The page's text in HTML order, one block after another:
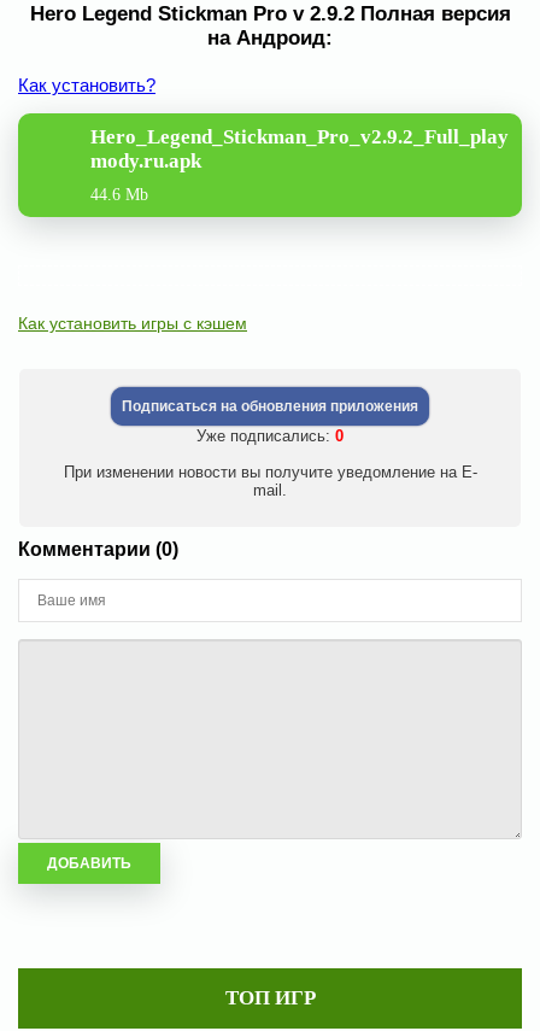
Hero Legend Stickman Pro v 2.9.2 Полная версия
на Андроид:
Как установить?
Hero_Legend_Stickman_Pro_v2.9.2_Full_play
mody.ru.apk
44.6 Mb
Как установить игры с кэшем
Подписаться на обновления приложения
Уже подписались: 0
При изменении новости вы получите уведомление на E-
mail.
Комментарии (0)
ТОП ИГР